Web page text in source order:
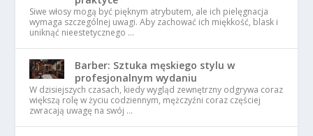
Siwe włosy mogą być pięknym atrybutem, ale ich pielęgnacja
wymaga szczególnej uwagi. Aby zachować ich miękkość, blask i
uniknąć nieestetycznego …
Barber: Sztuka męskiego stylu w
profesjonalnym wydaniu
W dzisiejszych czasach, kiedy wygląd zewnętrzny odgrywa coraz
większą rolę w życiu codziennym, mężczyźni coraz częściej
zwracają uwagę na swój …